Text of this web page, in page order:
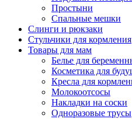
Простыни
Спальные мешки
Слинги и рюкзаки
Стульчики для кормления
Товары для мам
Белье для
Косметика для
Кресла для
Молокоотсосы
Накладки на соски
Одноразовые трусы